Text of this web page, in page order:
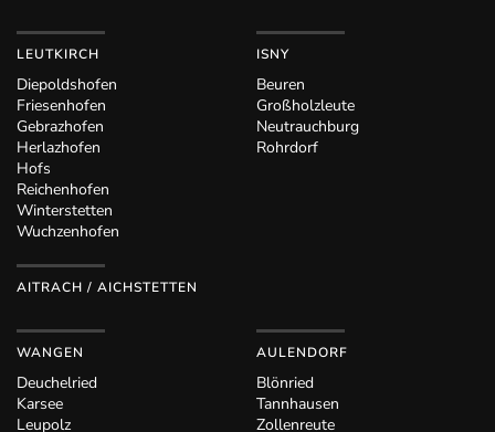
LEUTKIRCH
Diepoldshofen
Friesenhofen
Gebrazhofen
Herlazhofen
Hofs
Reichenhofen
Winterstetten
Wuchzenhofen
AITRACH / AICHSTETTEN
ISNY
Beuren
Großholzleute
Neutrauchburg
Rohrdorf
WANGEN
Deuchelried
Karsee
Leupolz
AULENDORF
Blönried
Tannhausen
Zollenreute